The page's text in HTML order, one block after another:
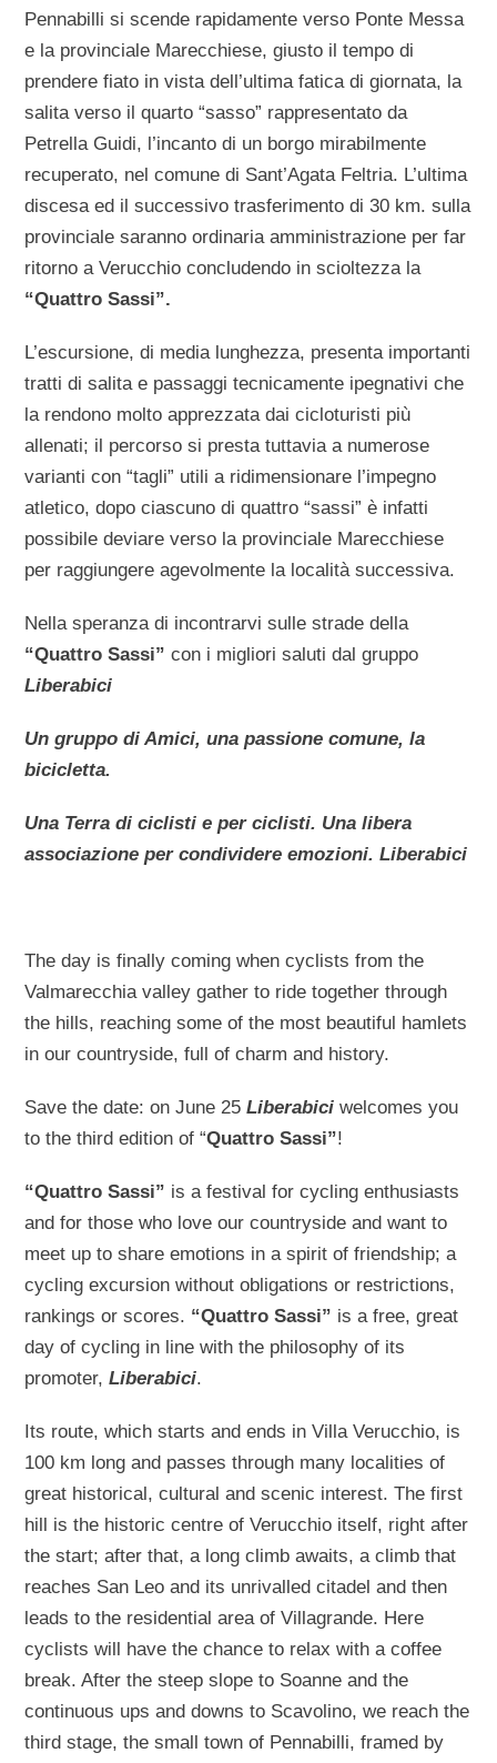
Pennabilli si scende rapidamente verso Ponte Messa
e la provinciale Marecchiese, giusto il tempo di
prendere fiato in vista dell’ultima fatica di giornata, la
salita verso il quarto “sasso” rappresentato da
Petrella Guidi, l’incanto di un borgo mirabilmente
recuperato, nel comune di Sant’Agata Feltria. L’ultima
discesa ed il successivo trasferimento di 30 km. sulla
provinciale saranno ordinaria amministrazione per far
ritorno a Verucchio concludendo in scioltezza la
“Quattro Sassi”.
L’escursione, di media lunghezza, presenta importanti
tratti di salita e passaggi tecnicamente ipegnativi che
la rendono molto apprezzata dai cicloturisti più
allenati; il percorso si presta tuttavia a numerose
varianti con “tagli” utili a ridimensionare l’impegno
atletico, dopo ciascuno di quattro “sassi” è infatti
possibile deviare verso la provinciale Marecchiese
per raggiungere agevolmente la località successiva.
Nella speranza di incontrarvi sulle strade della
“Quattro Sassi” con i migliori saluti dal gruppo
Liberabici
Un gruppo di Amici, una passione comune, la
bicicletta.
Una Terra di ciclisti e per ciclisti. Una libera
associazione per condividere emozioni. Liberabici
The day is finally coming when cyclists from the
Valmarecchia valley gather to ride together through
the hills, reaching some of the most beautiful hamlets
in our countryside, full of charm and history.
Save the date: on June 25Liberabici welcomes you
to the third edition of “Quattro Sassi”!
“Quattro Sassi” is a festival for cycling enthusiasts
and for those who love our countryside and want to
meet up to share emotions in a spirit of friendship; a
cycling excursion without obligations or restrictions,
rankings or scores. “Quattro Sassi” is a free, great
day of cycling in line with the philosophy of its
promoter, Liberabici.
Its route, which starts and ends in Villa Verucchio, is
100 km long and passes through many localities of
great historical, cultural and scenic interest. The first
hill is the historic centre of Verucchio itself, right after
the start; after that, a long climb awaits, a climb that
reaches San Leo and its unrivalled citadel and then
leads to the residential area of Villagrande. Here
cyclists will have the chance to relax with a coffee
break. After the steep slope to Soanne and the
continuous ups and downs to Scavolino, we reach the
third stage, the small town of Pennabilli, framed by